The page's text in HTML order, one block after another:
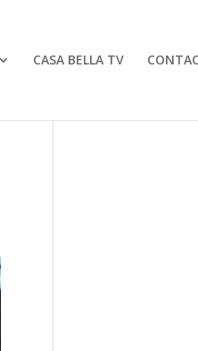
CASA BELLA TV